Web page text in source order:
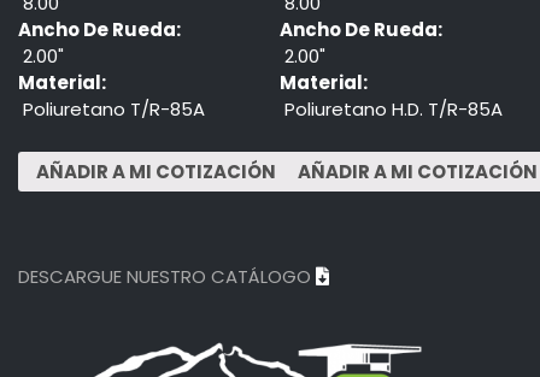
Ancho De Rueda:
2.00"
Material:
Poliuretano T/R-85A
Ancho De Rueda:
2.00"
Material:
Poliuretano H.D. T/R-85A
DESCARGUE NUESTRO CATÁLOGO